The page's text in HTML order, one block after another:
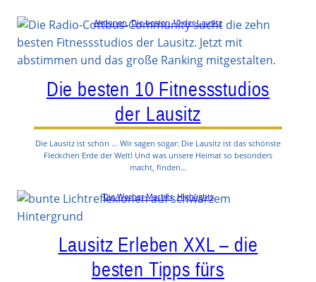
Aktionen, Die besten 10 der Lausitz
Die besten 10 Fitnessstudios
der Lausitz
Die Lausitz ist schön … Wir sagen sogar: Die Lausitz ist das schönste
Fleckchen Erde der Welt! Und was unsere Heimat so besonders
macht, finden…
Die Wacher Macher, Highlights
Lausitz Erleben XXL – die
besten Tipps fürs